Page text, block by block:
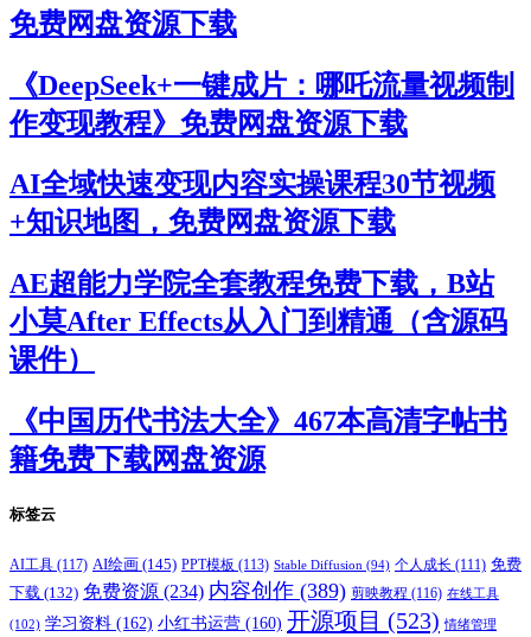
免费网盘资源下载
《DeepSeek+一键成片：哪吒流量视频制
作变现教程》免费网盘资源下载
AI全域快速变现内容实操课程30节视频
+知识地图，免费网盘资源下载
AE超能力学院全套教程免费下载，B站
小莫After Effects从入门到精通（含源码
课件）
《中国历代书法大全》467本高清字帖书
籍免费下载网盘资源
标签云
AI工具 (117) AI绘画 (145) PPT模板 (113) Stable Diffusion (94) 个人成长 (111) 免费
下载 (132) 免费资源 (234) 内容创作 (389) 剪映教程 (116) 在线工具
(102) 学习资料 (162) 小红书运营 (160) 开源项目 (523) 情绪管理